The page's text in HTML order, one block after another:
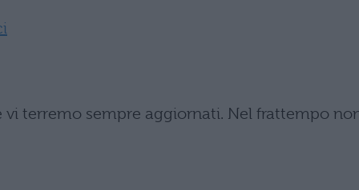
terremo sempre aggiornati. Nel frattempo